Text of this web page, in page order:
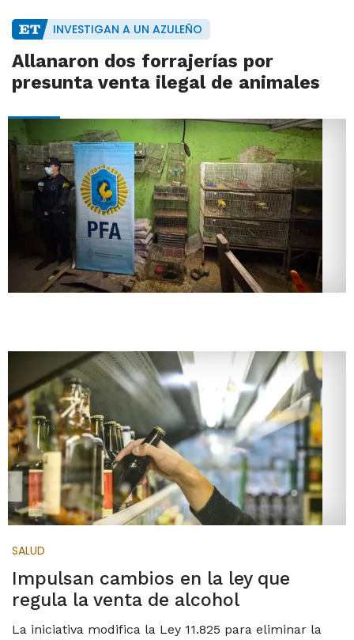
INVESTIGAN A UN AZULEÑO
Allanaron dos forrajerías por
presunta venta ilegal de animales
SALUD
Impulsan cambios en la ley que
regula la venta de alcohol
La iniciativa modifica la Ley 11.825 para eliminar la